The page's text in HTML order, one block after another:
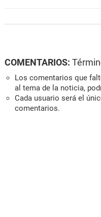
COMENTARIOS:
Los comentarios que
al tema de la noticia,
Cada usuario será el
comentarios.